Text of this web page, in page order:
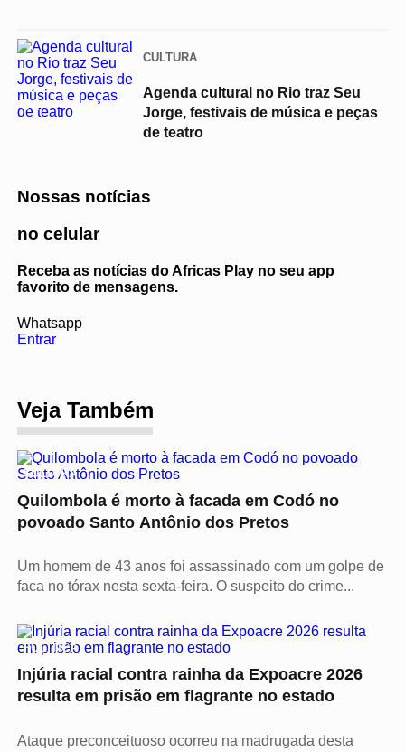
04
CULTURA
Agenda cultural no Rio traz Seu
Jorge, festivais de música e peças
de teatro
Nossas notícias
no celular
Receba as notícias do Africas Play no seu app
favorito de mensagens.
Whatsapp
Entrar
Veja Também
CULTURA
Quilombola é morto à facada em Codó no
povoado Santo Antônio dos Pretos
Um homem de 43 anos foi assassinado com um golpe de
faca no tórax nesta sexta-feira. O suspeito do crime...
POLÍTICA
Injúria racial contra rainha da Expoacre 2026
resulta em prisão em flagrante no estado
Ataque preconceituoso ocorreu na madrugada desta